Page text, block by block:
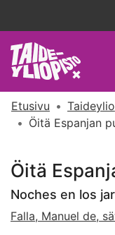
Etusivu
Öitä Espanjan
Öitä
Noches en los
Falla, Manuel de,